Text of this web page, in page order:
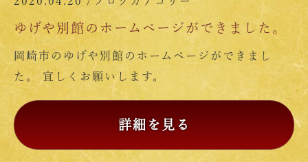
ゆげや別館のホームページができました。
岡崎市のゆげや別館のホームページができまし
た。 宜しくお願いします。
詳細を見る